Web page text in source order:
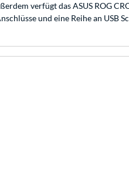
verfügt das ASUS ROG
und eine Reihe an USB